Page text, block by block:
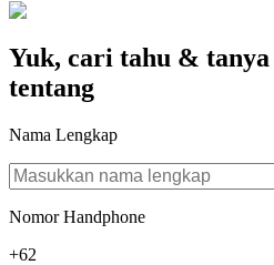
Yuk, cari tahu &
tentang
Nama Lengkap
Nomor Handphone
+62